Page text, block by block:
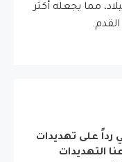
الميلاد، مما يجعله أكثر
رداً على تهديدات
التهديدات